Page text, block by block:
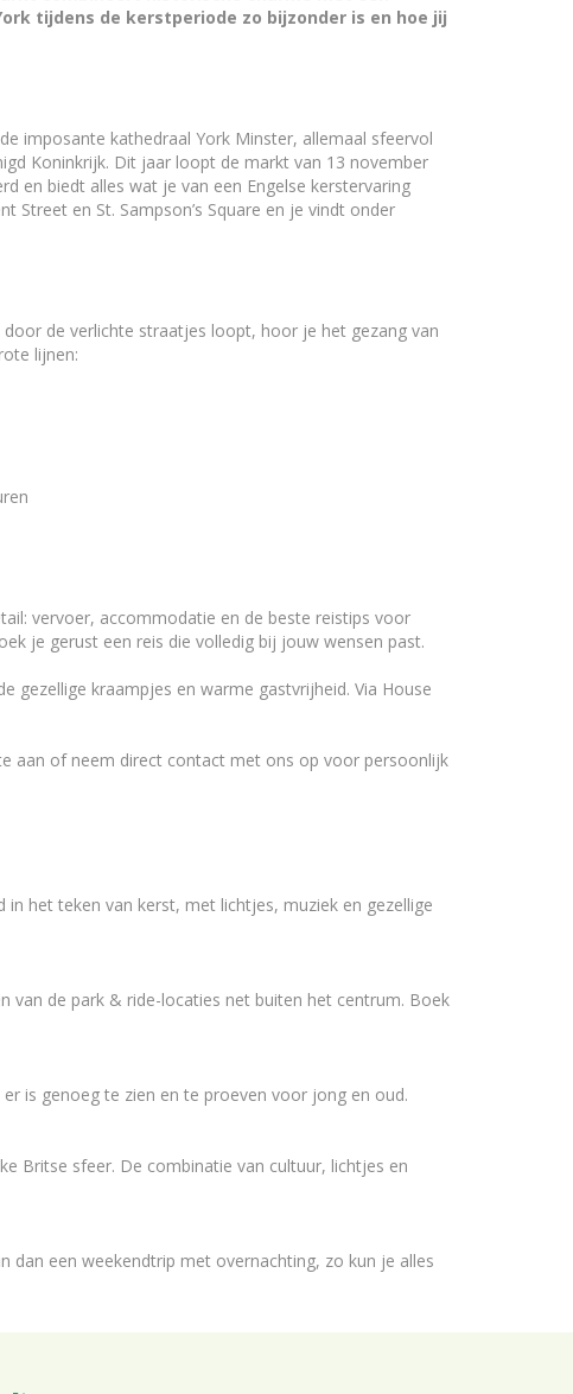
tijdens de kerstperiode zo bijzonder is en hoe jij
imposante kathedraal York Minster, allemaal sfeervol
Koninkrijk. Dit jaar loopt de markt van 13 november
en biedt alles wat je van een Engelse kerstervaring
Street en St. Sampson’s Square en je vindt onder
de verlichte straatjes loopt, hoor je het gezang van
lijnen:
vervoer, accommodatie en de beste reistips voor
je gerust een reis die volledig bij jouw wensen past.
gezellige kraampjes en warme gastvrijheid. Via House
aan of neem direct contact met ons op voor persoonlijk
het teken van kerst, met lichtjes, muziek en gezellige
van de park & ride-locaties net buiten het centrum. Boek
is genoeg te zien en te proeven voor jong en oud.
Britse sfeer. De combinatie van cultuur, lichtjes en
dan een weekendtrip met overnachting, zo kun je alles